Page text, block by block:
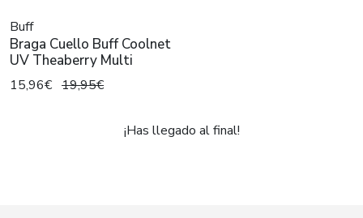
Buff
Braga Cuello Buff Coolnet
UV Theaberry Multi
15,96€ 19,95€
¡Has llegado al final!